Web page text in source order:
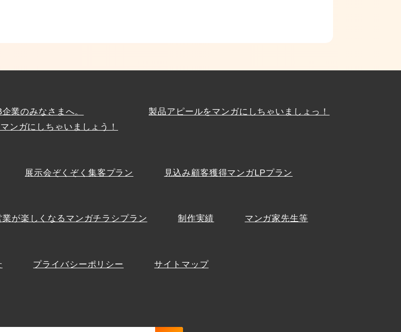
業のみなさまへ。
ンガにしちゃいましょう！
製品アピールをマンガにしちゃいましょっ！
展示会ぞくぞく集客プラン 見込み顧客獲得マンガLPプラン
業が楽しくなるマンガチラシプラン 制作実績 マンガ家先生等
プライバシーポリシー サイトマップ